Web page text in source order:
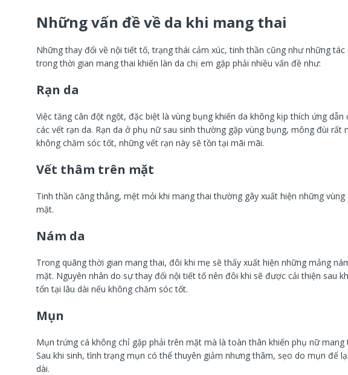
Những vấn đề về da khi mang thai
Những thay đổi về nội tiết tố, trạng thái cảm xúc, tinh thần cũng như những
trong thời gian mang thai khiến làn da chị em gặp phải nhiều vấn đề như:
Rạn da
Việc tăng cân đột ngột, đặc biệt là vùng bụng khiến da không kịp thích ứng dẫn
các vết rạn da. Rạn da ở phụ nữ sau sinh thường gặp vùng bụng, mông đùi rất
không chăm sóc tốt, những vết rạn này sẽ tồn tại mãi mãi.
Vết thâm trên mặt
Tinh thần căng thẳng, mệt mỏi khi mang thai thường gây xuất hiện những
mặt.
Nám da
Trong quãng thời gian mang thai, đôi khi mẹ sẽ thấy xuất hiện những mảng
mặt. Nguyên nhân do sự thay đổi nội tiết tố nên đôi khi sẽ được cải thiện sau
tổn tại lâu dài nếu không chăm sóc tốt.
Mụn
Mụn trứng cá không chỉ gặp phải trên mặt mà là toàn thân khiến phụ nữ mang
Sau khi sinh, tình trạng mụn có thể thuyên giảm nhưng thâm, sẹo do mụn để
dài.